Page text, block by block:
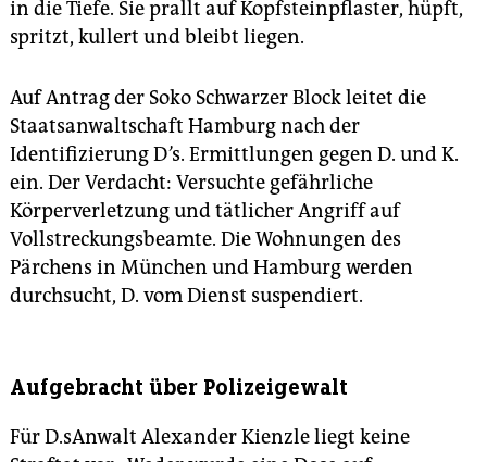
in die Tiefe. Sie prallt auf Kopfsteinpflaster, hüpft,
spritzt, kullert und bleibt liegen.
Auf Antrag der Soko Schwarzer Block leitet die
Staatsanwaltschaft Hamburg nach der
Identifizierung D’s. Ermittlungen gegen D. und K.
ein. Der Verdacht: Versuchte gefährliche
Körperverletzung und tätlicher Angriff auf
Vollstreckungsbeamte. Die Wohnungen des
Pärchens in München und Hamburg werden
durchsucht, D. vom Dienst suspendiert.
Aufgebracht über Polizeigewalt
Für D.sAnwalt Alexander Kienzle liegt keine